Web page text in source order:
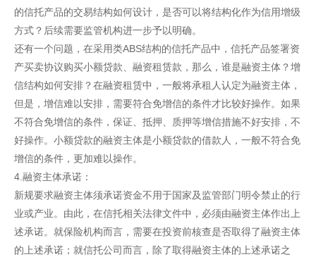
的信托产品的交易结构如何设计，是否可以将结构化作为信用增级
方式？后续需要监管机构进一步予以明确。
还有一个问题，在采用类ABS结构的信托产品中，信托产品签署资
产买卖协议购买小额贷款、融资租赁款，那么，谁是融资主体？增
信结构如何安排？在融资租赁中，一般将承租人认定为融资主体，
但是，增信难以安排，需要符合免增信的条件才比较好操作。如果
不符合免增信的条件，保证、抵押、质押等增信措施不好安排，不
好操作。小额贷款的融资主体是小额贷款的借款人，一般不符合免
增信的条件，更加难以操作。
4.融资主体承诺：
新规要求融资主体须承诺资金不用于国家及监管部门明令禁止的行
业或产业。由此，在信托相关法律文件中，必须由融资主体作出上
述承诺。就保险机构而言，需要在投资前核查是否取得了融资主体
的上述承诺；就信托公司而言，除了取得融资主体的上述承诺之